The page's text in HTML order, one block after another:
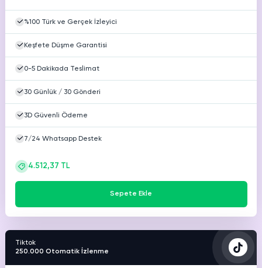
%100 Türk ve Gerçek İzleyici
Keşfete Düşme Garantisi
0-5 Dakikada Teslimat
30 Günlük / 30 Gönderi
3D Güvenli Ödeme
7/24 Whatsapp Destek
4.512,37 TL
Sepete Ekle
Tiktok
250.000 Otomatik İzlenme